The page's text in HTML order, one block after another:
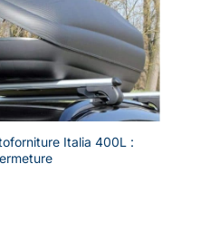
Italia 400L :